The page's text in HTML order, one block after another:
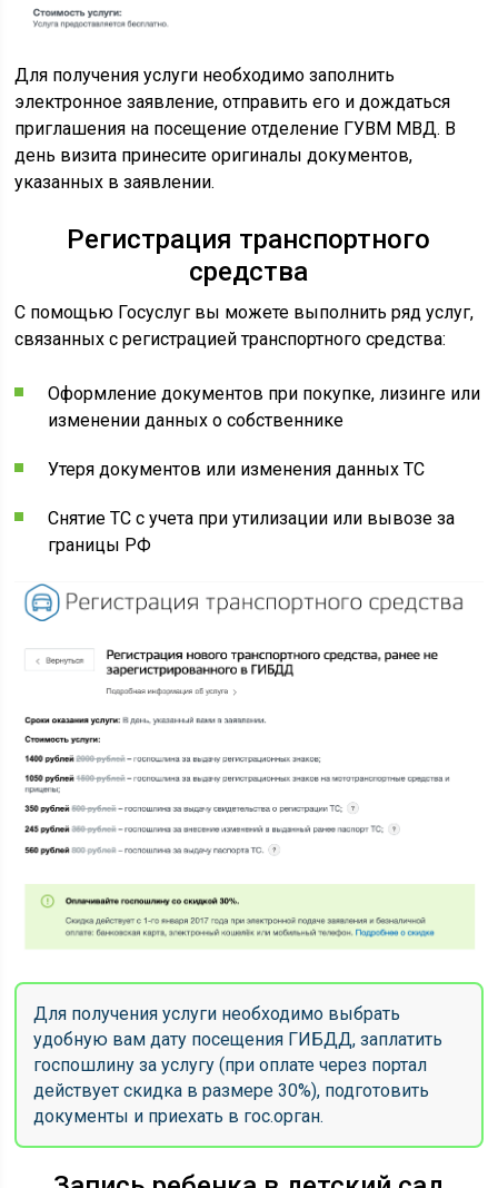
Для получения услуги необходимо заполнить
электронное заявление, отправить его и дождаться
приглашения на посещение отделение ГУВМ МВД. В
день визита принесите оригиналы документов,
указанных в заявлении.
Регистрация транспортного
средства
С помощью Госуслуг вы можете выполнить ряд услуг,
связанных с регистрацией транспортного средства:
Оформление документов при покупке, лизинге или
изменении данных о собственнике
Утеря документов или изменения данных ТС
Снятие ТС с учета при утилизации или вывозе за
границы РФ
Для получения услуги необходимо выбрать
удобную вам дату посещения ГИБДД, заплатить
госпошлину за услугу (при оплате через портал
действует скидка в размере 30%), подготовить
документы и приехать в гос.орган.